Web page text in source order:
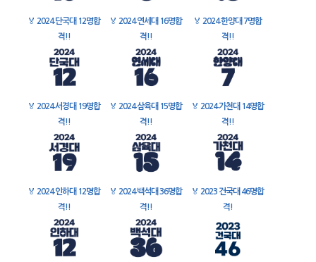
🏅 2024 단국대 12명합
격!!
🏅 2024 연세대 16명합
격!!
🏅 2024 한양대 7명합
격!!
🏅 2024 서경대 19명합
격!!
🏅 2024 삼육대 15명합
격!!
🏅 2024 가천대 14명합
격!!
🏅 2024 인하대 12명합
격!!
🏅 2024 백석대 36명합
격!!
🏅 2023 건국대 46명합
격!